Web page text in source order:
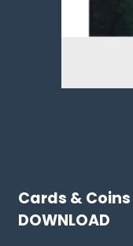
Cards &
DOWNLOAD